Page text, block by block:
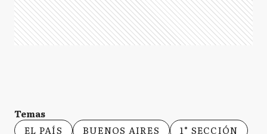
Temas
EL PAÍS
BUENOS AIRES
1° SECCIÓN